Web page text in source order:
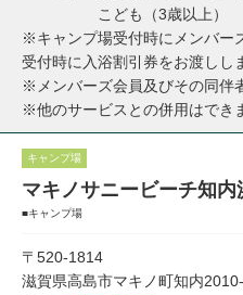
こども（3歳以上）
※キャンプ場受付時にメンバー
受付時に入浴割引券をお渡しし
※メンバーズ会員及びその同伴
※他のサービスとの併用はでき
キャンプ場
マキノサニービーチ知
■キャンプ場
〒520-1814
滋賀県高島市マキノ町知内